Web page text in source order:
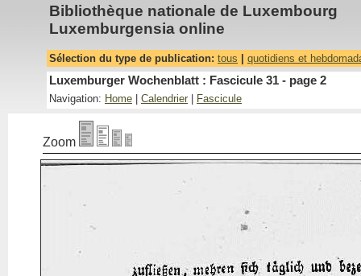
Bibliothèque nationale de Luxembourg
Luxemburgensia online
Sélection du type de publication: tous quotidiens et
Luxemburger Wochenblatt : Fascicule 31 - page 2
Navigation: Home Calendrier Fascicule
Zoom